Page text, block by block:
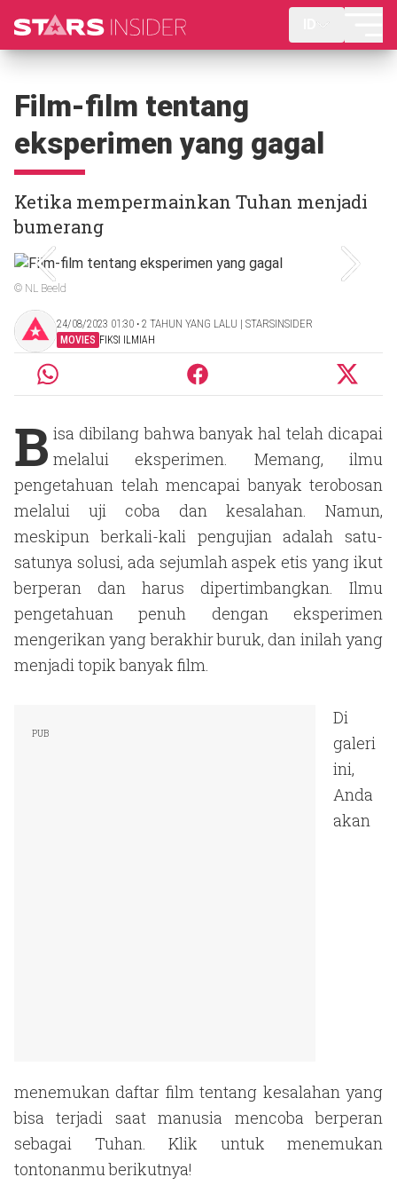
Film-film tentang
eksperimen yang gagal
Ketika mempermainkan Tuhan menjadi
bumerang
© NL Beeld
24/08/2023 01:30 ‧ 2 TAHUN YANG LALU | STARSINSIDER
MOVIES FIKSI ILMIAH
B isa dibilang bahwa banyak hal telah dicapai
melalui eksperimen. Memang, ilmu
pengetahuan telah mencapai banyak terobosan
melalui uji coba dan kesalahan. Namun,
meskipun berkali-kali pengujian adalah satu-
satunya solusi, ada sejumlah aspek etis yang ikut
berperan dan harus dipertimbangkan. Ilmu
pengetahuan penuh dengan eksperimen
mengerikan yang berakhir buruk, dan inilah yang
menjadi topik banyak film.
Di
galeri
ini,
Anda
akan
menemukan daftar film tentang kesalahan yang
bisa terjadi saat manusia mencoba berperan
sebagai Tuhan. Klik untuk menemukan
tontonanmu berikutnya!